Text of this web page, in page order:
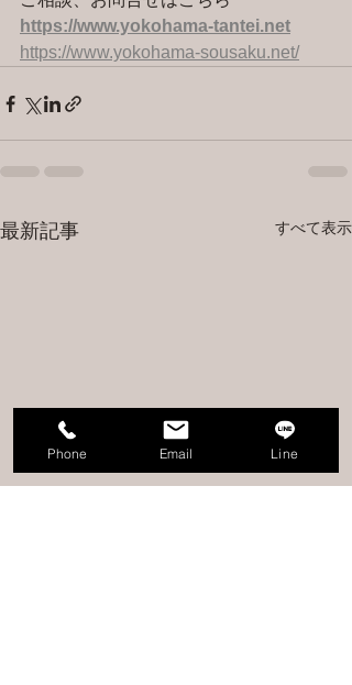
https://www.yokohama-tantei.net
https://www.yokohama-sousaku.net/
最新記事 すべて表示
Phone Email Line